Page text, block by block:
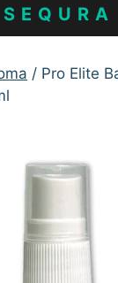
SEQURA
/ Pro Elite